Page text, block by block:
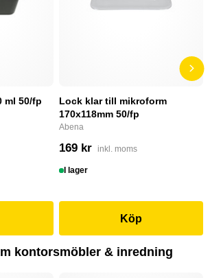
ml 50/fp
Lock klar till mikroform
170x118mm 50/fp
Abena
169 kr inkl. moms
I lager
Köp
kontorsmöbler & inredning